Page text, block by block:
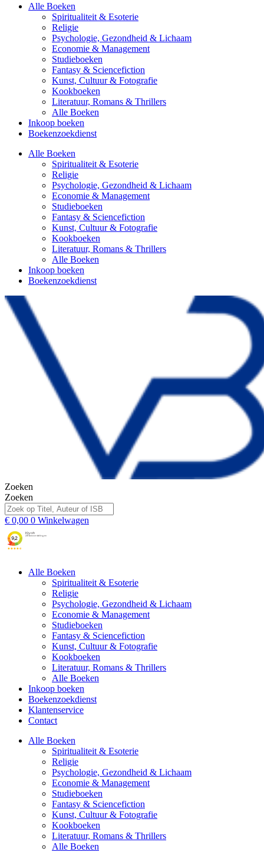
Alle Boeken
Spiritualiteit & Esoterie
Religie
Psychologie, Gezondheid & Lichaam
Economie & Management
Studieboeken
Fantasy & Sciencefiction
Kunst, Cultuur & Fotografie
Kookboeken
Literatuur, Romans & Thrillers
Alle Boeken
Inkoop boeken
Boekenzoekdienst
Alle Boeken
Spiritualiteit & Esoterie
Religie
Psychologie, Gezondheid & Lichaam
Economie & Management
Studieboeken
Fantasy & Sciencefiction
Kunst, Cultuur & Fotografie
Kookboeken
Literatuur, Romans & Thrillers
Alle Boeken
Inkoop boeken
Boekenzoekdienst
Zoeken
Zoeken
€ 0,00 0 Winkelwagen
Alle Boeken
Spiritualiteit & Esoterie
Religie
Psychologie, Gezondheid & Lichaam
Economie & Management
Studieboeken
Fantasy & Sciencefiction
Kunst, Cultuur & Fotografie
Kookboeken
Literatuur, Romans & Thrillers
Alle Boeken
Inkoop boeken
Boekenzoekdienst
Klantenservice
Contact
Alle Boeken
Spiritualiteit & Esoterie
Religie
Psychologie, Gezondheid & Lichaam
Economie & Management
Studieboeken
Fantasy & Sciencefiction
Kunst, Cultuur & Fotografie
Kookboeken
Literatuur, Romans & Thrillers
Alle Boeken